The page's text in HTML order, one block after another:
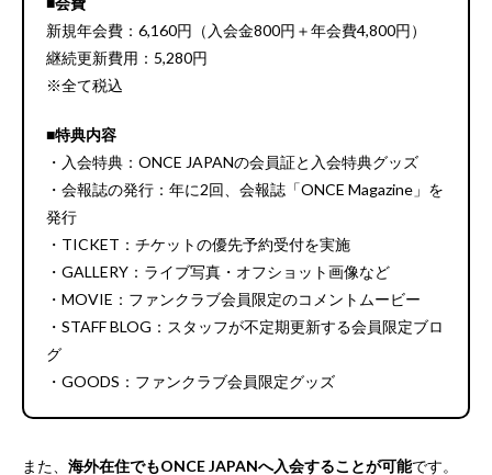
新規年会費：6,160円（入会金800円＋年会費4,800円）
継続更新費用：5,280円
※全て税込
■特典内容
・入会特典：ONCE JAPANの会員証と入会特典グッズ
・会報誌の発行：年に2回、会報誌「ONCE Magazine」を
発行
・TICKET：チケットの優先予約受付を実施
・GALLERY：ライブ写真・オフショット画像など
・MOVIE：ファンクラブ会員限定のコメントムービー
・STAFF BLOG：スタッフが不定期更新する会員限定ブロ
グ
・GOODS：ファンクラブ会員限定グッズ
また、 海外在住でもONCE JAPANへ入会することが可能です。